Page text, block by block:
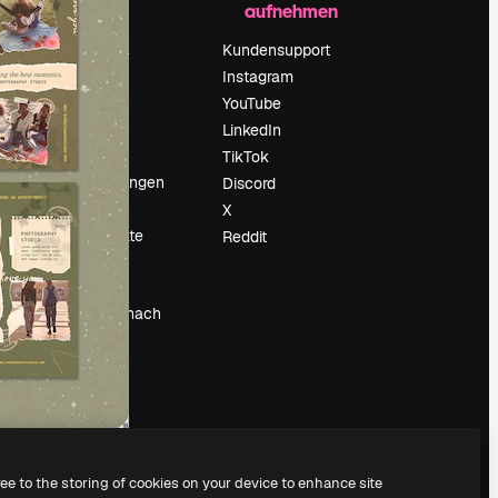
Preise
Über uns
Reviews
Karriere
Suchtrends
Blog
Veranstaltungen
Slidesgo
Deine Inhalte
verkaufen
Pressesaal
Suchst du nach
magnific.ai
aufnehmen
Kundensupport
Instagram
YouTube
LinkedIn
TikTok
Discord
X
Reddit
to the storing of cookies on your device to enhance site